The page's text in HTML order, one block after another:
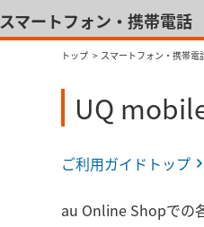
スマートフォン・携帯電話
トップ スマートフォン・携帯電
UQ
ご利用ガイドトップ
au Online Shopでの